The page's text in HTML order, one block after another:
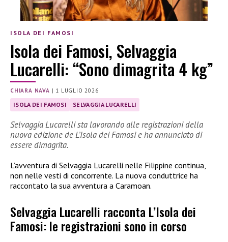
ISOLA DEI FAMOSI
Isola dei Famosi, Selvaggia
Lucarelli: “Sono dimagrita 4 kg”
CHIARA NAVA | 1 LUGLIO 2026
ISOLA DEI FAMOSI SELVAGGIA LUCARELLI
Selvaggia Lucarelli sta lavorando alle registrazioni della
nuova edizione de L’Isola dei Famosi e ha annunciato di
essere dimagrita.
L’avventura di Selvaggia Lucarelli nelle Filippine continua,
non nelle vesti di concorrente. La nuova conduttrice ha
raccontato la sua avventura a Caramoan.
Selvaggia Lucarelli racconta L’Isola dei
Famosi: le registrazioni sono in corso